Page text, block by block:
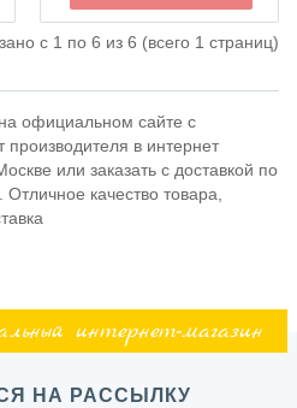
с 1 по 6 из 6 (всего 1 страниц)
официальном сайте с
производителя в интернет
или заказать с доставкой по
Отличное качество товара,
интернет-магазин
НА РАССЫЛКУ